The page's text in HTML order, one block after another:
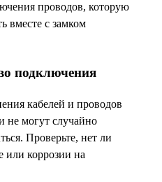
проводов, которую
вместе с замком
подключения
кабелей и проводов
не могут случайно
Проверьте, нет ли
или коррозии на